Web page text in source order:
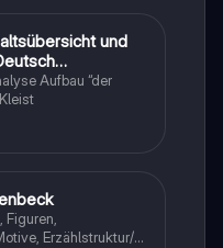
und
Aufbau “der
Figuren,
Erzählstruktur/-